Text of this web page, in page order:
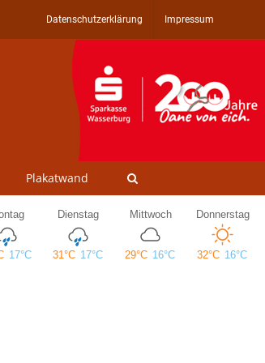
Datenschutzerklärung Impressum
Plakatwand